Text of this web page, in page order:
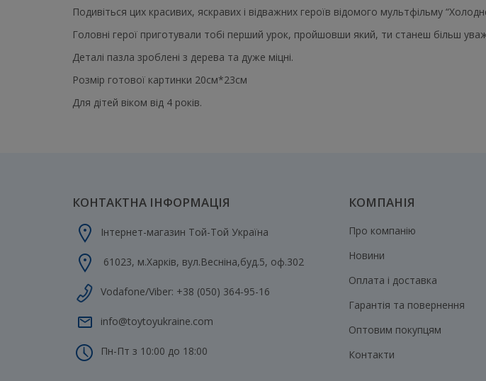
Подивіться цих красивих, яскравих і відважних героїв відомого мультфільму
Головні герої приготували тобі перший урок, пройшовши який, ти станеш більш
Деталі пазла зроблені з дерева та дуже міцні.
Розмір готової картинки 20см*23см
Для дітей віком від 4 років.
КОНТАКТНА ІНФОРМАЦІЯ
Інтернет-магазин Той-Той Україна
61023, м.Харків, вул.Весніна,буд.5, оф.302
Vodafone/Viber: +38 (050) 364-95-16
info@toytoyukraine.com
Пн-Пт з 10:00 до 18:00
КОМПАНІЯ
Про компанію
Новини
Оплата і доставка
Гарантія та повернення
Оптовим покупцям
Контакти